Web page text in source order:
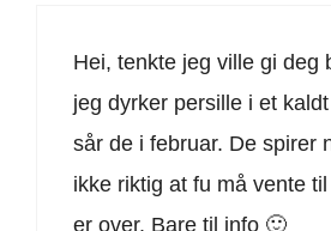
Hei, tenkte jeg ville gi deg
jeg dyrker persille i et
sår de i februar. De spirer
ikke riktig at fu må vente
er over. Bare til info 🙂